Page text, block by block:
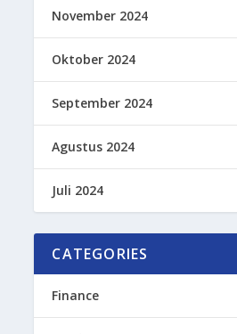
November 2024
Oktober 2024
September 2024
Agustus 2024
Juli 2024
CATEGORIES
Finance